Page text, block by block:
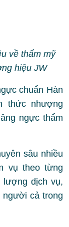
về thẩm mỹ
hiệu JW
chuẩn Hàn
thức nhượng
ngực thẩm
sâu nhiều
vụ theo từng
lượng dịch vụ,
người cả trong